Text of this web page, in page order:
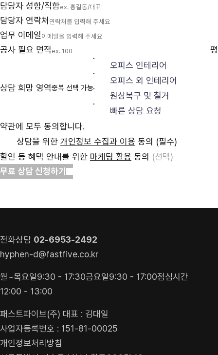
담당자 연락처
업무 이메일
공사 필요 면적
오피스 외 인테리어
원상복구 및 철거
빠른 상담 요청
상담을 위한개인정보 수집과 이용
할인 등 혜택 안내를 위한마케팅 활용동의 (선택)
무료 상담 신청하기
견적 받기 상담 신청
hyphen-d@fastfive.co.kr
월~목요일 9:30 - 17:30
12:00 - 13:00
사업자등록번호 : 151-81-00025
개인정보처리방침
서울특별시 서초구 남부순환로333길 10,